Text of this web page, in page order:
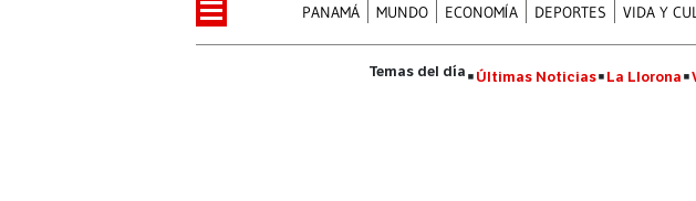
PANAMÁ MUNDO ECONOMÍA DEPORTES VIDA Y
Últimas Noticias La Llorona